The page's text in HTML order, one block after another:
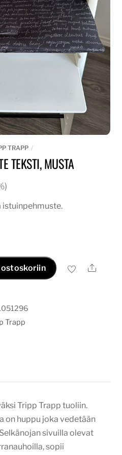
TRAPP
TEKSTI, MUSTA
istuinpehmuste.
ostoskoriin Ale
Trapp
Tripp Trapp tuoliin.
on huppu joka vedetään
sivuilla olevat
sopii